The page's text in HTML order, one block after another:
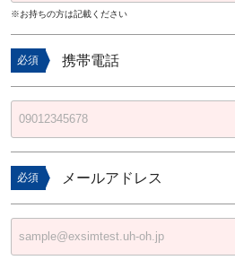
※お持ちの方は記載ください
必須 携帯電話
必須 メールアドレス